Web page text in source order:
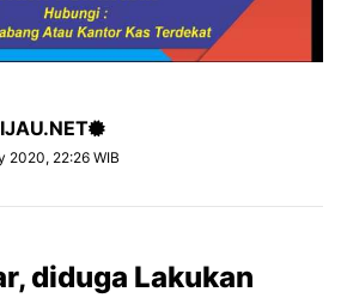
2020, 22:26 WIB
diduga Lakukan